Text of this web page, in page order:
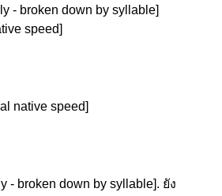
- broken down by syllable]
speed]
native speed]
- broken down by syllable]. ยัง